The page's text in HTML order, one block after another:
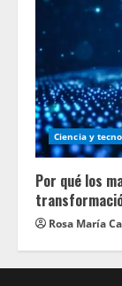
Ciencia y
Por qué los
Rosa María